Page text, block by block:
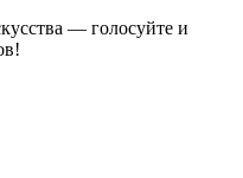
— голосуйте и